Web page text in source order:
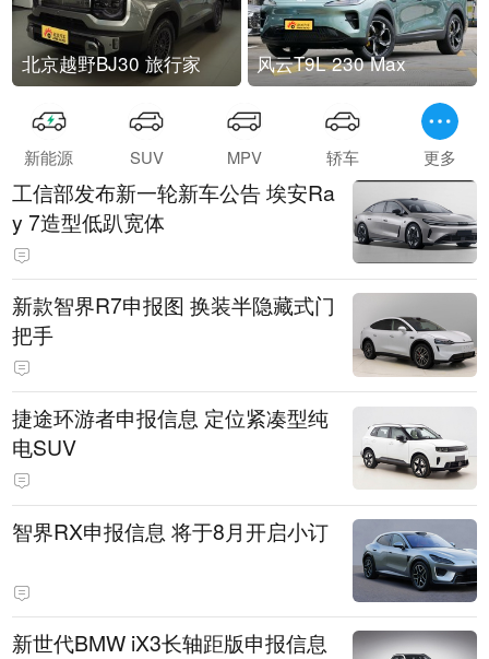
北京越野BJ30 旅行家 风云T9L 230 Max
新能源 SUV MPV 轿车 更多
工信部发布新一轮新车公告 埃安Ra
y 7造型低趴宽体
新款智界R7申报图 换装半隐藏式门
把手
捷途环游者申报信息 定位紧凑型纯
电SUV
智界RX申报信息 将于8月开启小订
新世代BMW iX3长轴距版申报信息